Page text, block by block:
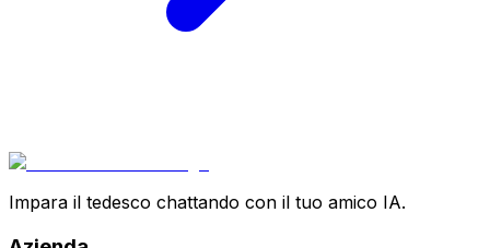
Impara il tedesco chattando con il tuo amico IA.